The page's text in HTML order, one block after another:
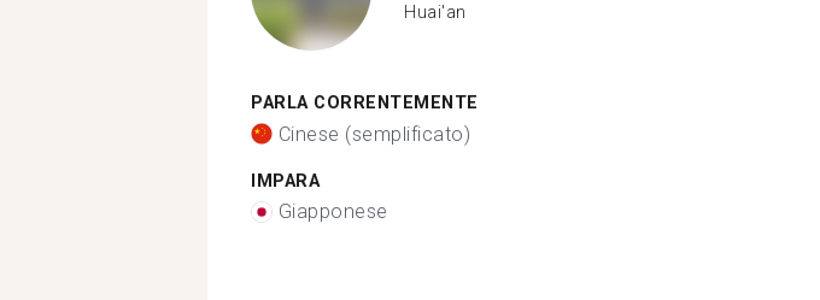
Huai'an
PARLA CORRENTEMENTE
Cinese (semplificato)
IMPARA
Giapponese